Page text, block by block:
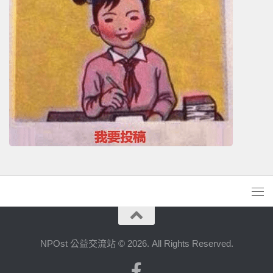
NPOst 公益交流站 © 2026. All Rights Reserved.